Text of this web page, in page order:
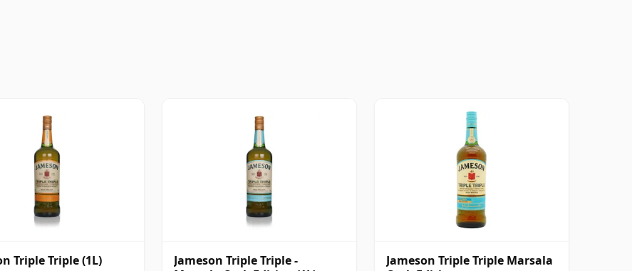
Triple Triple (1L)
Jameson Triple Triple -
Jameson Triple Triple Marsala